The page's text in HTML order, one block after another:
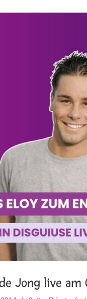
Jong live am